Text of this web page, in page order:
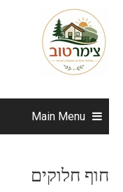
content
Main Menu
חוף חלוקים